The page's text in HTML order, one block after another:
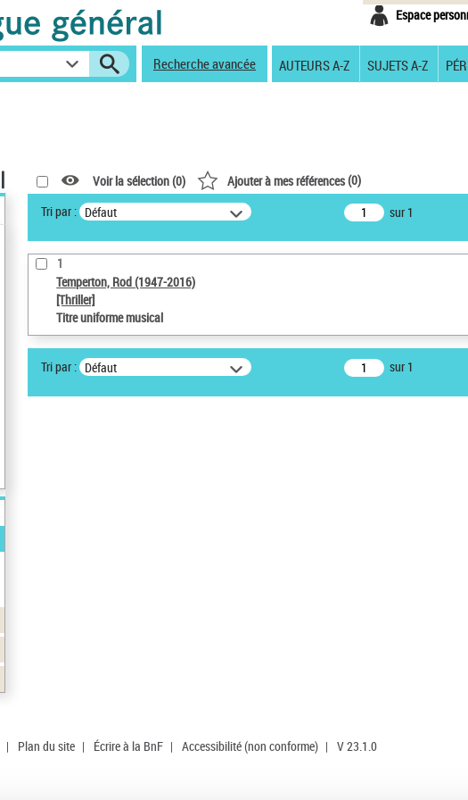
Espace
Recherche avancée AUTEURS A-Z SUJETS A-Z
Voir la sélection (0) Ajouter à mes références(0)
Tri par : Défaut sur 1
1
Temperton, Rod (1947-2016)
[Thriller]
Titre uniforme musical
Tri par : Défaut sur 1
| Plan du site | Écrire à la BnF | Accessibilité (non conforme) | V 23.1.0